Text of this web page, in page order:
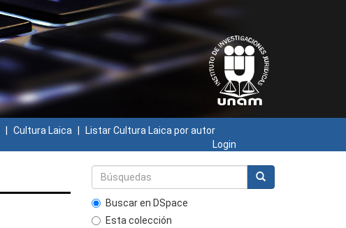
Cultura Laica
Listar Cultura Laica por autor
Login
Buscar en DSpace
Esta colección